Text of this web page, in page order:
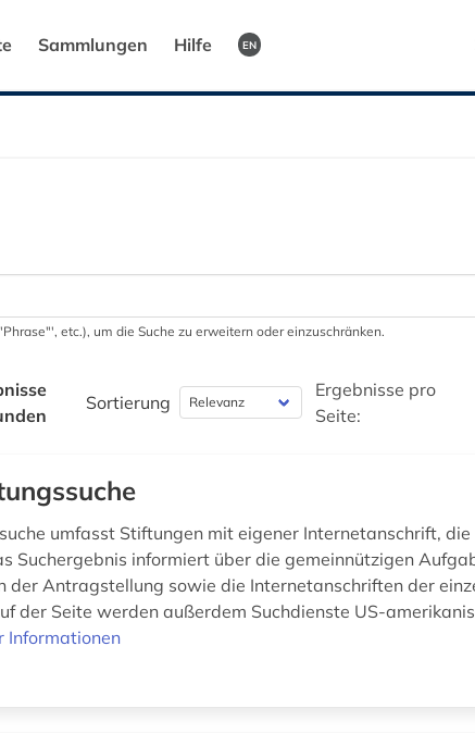
Sammlungen Hilfe EN
etc.), um die Suche zu erweitern oder einzuschränken.
Sortierung
Ergebnisse pro
Seite:
umfasst Stiftungen mit eigener Internetanschrift,
Suchergebnis informiert über die gemeinnützigen
der Antragstellung sowie die Internetanschriften der
der Seite werden außerdem Suchdienste US-
Informationen